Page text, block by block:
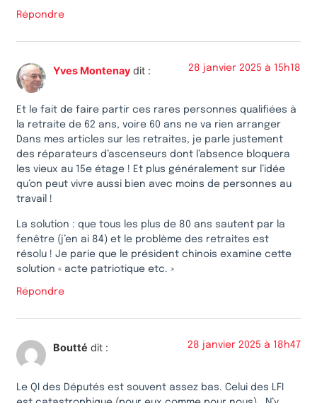
Répondre
Yves Montenay dit : 28 janvier 2025 à 15h18
Et le fait de faire partir ces rares personnes qualifiées à
la retraite de 62 ans, voire 60 ans ne va rien arranger
Dans mes articles sur les retraites, je parle justement
des réparateurs d’ascenseurs dont l’absence bloquera
les vieux au 15e étage ! Et plus généralement sur l’idée
qu’on peut vivre aussi bien avec moins de personnes au
travail !
La solution : que tous les plus de 80 ans sautent par la
fenêtre (j’en ai 84) et le problème des retraites est
résolu ! Je parie que le président chinois examine cette
solution « acte patriotique etc. »
Répondre
Boutté dit : 28 janvier 2025 à 18h47
Le QI des Députés est souvent assez bas. Celui des LFI